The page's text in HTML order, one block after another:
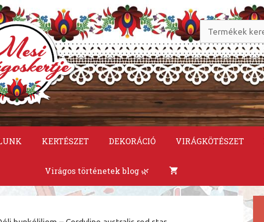
Keresés
a
következőre:
KERTÉSZET DEKORÁCIÓ VIRÁGKÖTÉSZET
Virágos történetek blog 🌿